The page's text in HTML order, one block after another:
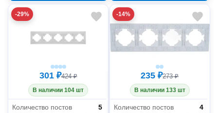
-29%
301 ₽424 ₽
В наличии 104 шт
Количество постов
5
-14%
235 ₽273 ₽
В наличии 133 шт
Количество постов
4